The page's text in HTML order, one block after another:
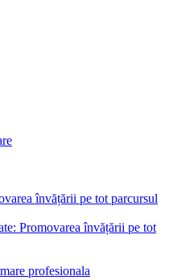
învățării pe tot parcursul
Promovarea învățării pe tot
profesionala